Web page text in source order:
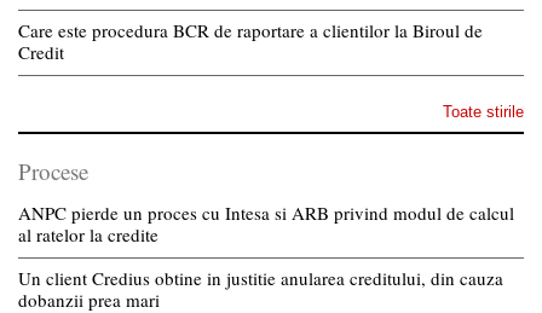
Care este procedura BCR de raportare a clientilor la Biroul de
Credit
Toate stirile
Procese
ANPC pierde un proces cu Intesa si ARB privind modul de calcul
al ratelor la credite
Un client Credius obtine in justitie anularea creditului, din cauza
dobanzii prea mari